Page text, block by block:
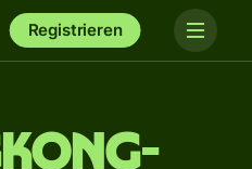
Registrieren